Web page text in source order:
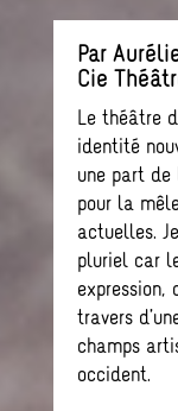
Par
Cie
Le théâtre
identité
une part de
pour la
actuelles.
pluriel car
expression,
travers
champs
occident.